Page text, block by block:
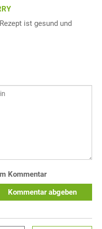
ist gesund und
Kommentar
Kommentar abgeben